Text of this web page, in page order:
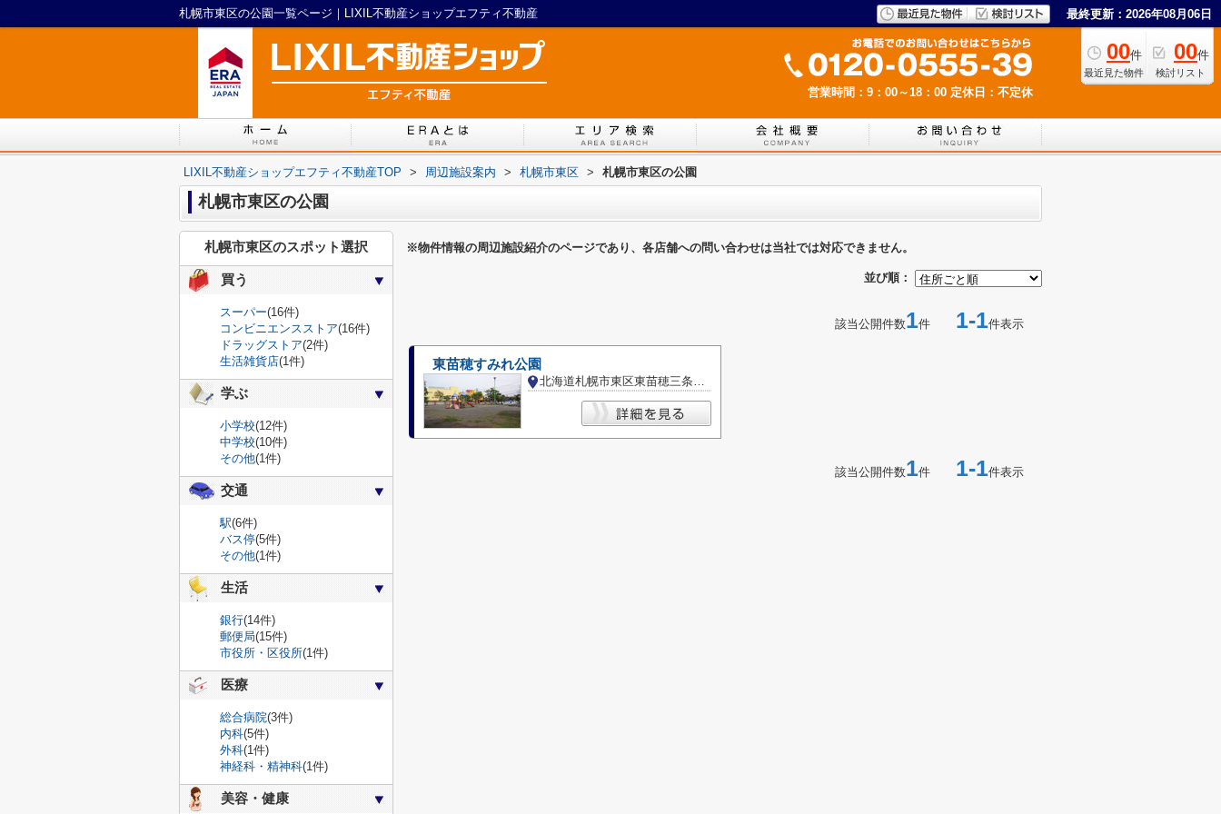
札幌市東区の公園一覧ページ｜LIXIL不動産ショップエフティ不動産 最終更新：2026年08月06日
00件
最近見た物件
00件
検討リスト
営業時間：9：00～18：00 定休日：不定休
LIXIL不動産ショップエフティ不動産TOP > 周辺施設案内 > 札幌市東区 > 札幌市東区の公園
札幌市東区の公園
※物件情報の周辺施設紹介のページであり、各店舗への問い合わせは当社では対応できません。
並び順：
該当公開件数1件 1-1件表示
東苗穂すみれ公園
北海道札幌市東区東苗穂三条２丁目
該当公開件数1件 1-1件表示
札幌市東区のスポット選択
買う
スーパー(16件)
コンビニエンスストア(16件)
ドラッグストア(2件)
生活雑貨店(1件)
学ぶ
小学校(12件)
中学校(10件)
その他(1件)
交通
駅(6件)
バス停(5件)
その他(1件)
生活
銀行(14件)
郵便局(15件)
市役所・区役所(1件)
医療
総合病院(3件)
内科(5件)
外科(1件)
神経科・精神科(1件)
美容・健康